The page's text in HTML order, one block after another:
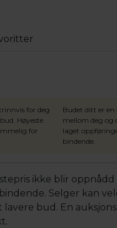
for deg
Høyeste
for
Budet ditt er
mellom deg og
laget
bindende.
ikke blir
Selger kan
lavere bud. En